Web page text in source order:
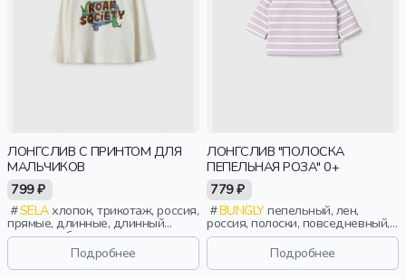
ЛОНГСЛИВ С ПРИНТОМ ДЛЯ
МАЛЬЧИКОВ
799 ₽
SELAхлопок, трикотаж, россия,
прямые, длинные, длинный
рукав, свободные, принт, вырез,
круглый вырез, повседневный,
мальчики, детиПодробнее
ЛОНГСЛИВ "ПОЛОСКА
ПЕПЕЛЬНАЯ РОЗА" 0+
779 ₽
BUNGLYпепельный, лен,
россия, полоски, повседневный,
малыши, дети
Подробнее